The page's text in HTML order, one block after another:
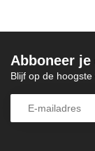
Abboneer
Blijf op de